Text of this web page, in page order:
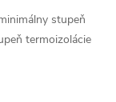
stupeň
termoizolácie